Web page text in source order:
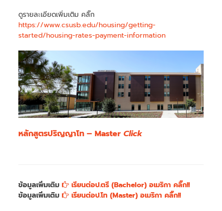
ดูรายละเอียดเพิ่มเติม คลิ๊ก
https://www.csusb.edu/housing/getting-
started/housing-rates-payment-information
หลักสูตรปริญญาโท – MasterClick
ข้อมูลเพิ่มเติม
เรียนต่อป.ตรี (Bachelor) อเมริกา คลิ๊ก!!
ข้อมูลเพิ่มเติม
เรียนต่อป.โท (Master) อเมริกา คลิ๊ก!!